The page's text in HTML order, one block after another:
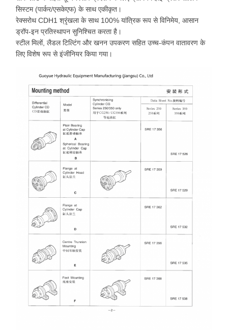
सिस्टम (पार्कर/एसकेएफ) के साथ एकीकृत।
रेक्सरोथ CDH1 श्रृंखला के साथ 100% यांत्रिक रूप से विनिमेय, आसान
ड्रॉप-इन प्रतिस्थापन सुनिश्चित करता है।
स्टील मिलों, लैडल टिल्टिंग और खनन उपकरण सहित उच्च-कंपन वातावरण के
लिए विशेष रूप से इंजीनियर किया गया।